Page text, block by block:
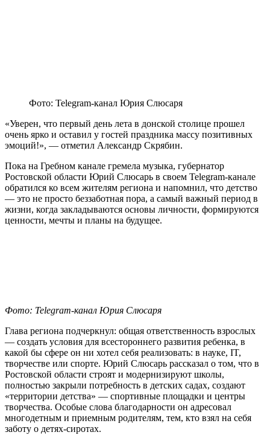
Фото: Telegram-канал Юрия Слюсаря
«Уверен, что первый день лета в донской столице прошел
очень ярко и оставил у гостей праздника массу позитивных
эмоций!», — отметил Александр Скрябин.
Пока на Гребном канале гремела музыка, губернатор
Ростовской области Юрий Слюсарь в своем Telegram-канале
обратился ко всем жителям региона и напомнил, что детство
— это не просто беззаботная пора, а самый важный период в
жизни, когда закладываются основы личности, формируются
ценности, мечты и планы на будущее.
Фото: Telegram-канал Юрия Слюсаря
Глава региона подчеркнул: общая ответственность взрослых
— создать условия для всестороннего развития ребенка, в
какой бы сфере он ни хотел себя реализовать: в науке, IT,
творчестве или спорте. Юрий Слюсарь рассказал о том, что в
Ростовской области строят и модернизируют школы,
полностью закрыли потребность в детских садах, создают
«территории детства» — спортивные площадки и центры
творчества. Особые слова благодарности он адресовал
многодетным и приемным родителям, тем, кто взял на себя
заботу о детях-сиротах.